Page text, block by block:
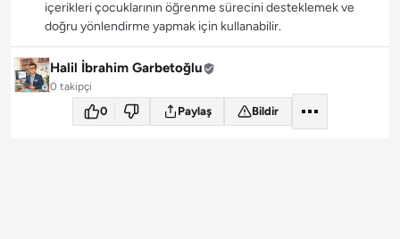
içerikleri çocuklarının öğrenme sürecini desteklemek ve
doğru yönlendirme yapmak için kullanabilir.
Halil İbrahim Garbetoğlu
0 takipçi
0 Paylaş Bildir